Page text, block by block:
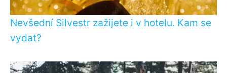
Nevšední Silvestr zažijete i v hotelu. Kam se
vydat?